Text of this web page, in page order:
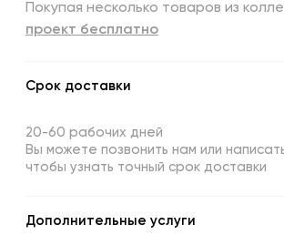
Покупая несколько товаров из
проект бесплатно
Срок доставки
20-60 рабочих дней
Вы можете позвонить нам или
чтобы узнать точный срок доставки
Дополнительные услуги